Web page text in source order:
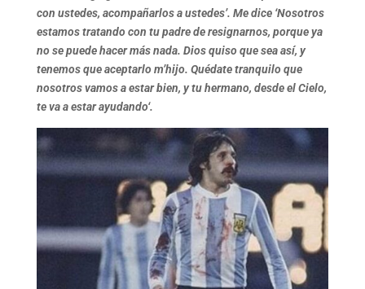
con ustedes, acompañarlos a ustedes’. Me dice ‘Nosotros
estamos tratando con tu padre de resignarnos, porque ya
no se puede hacer más nada. Dios quiso que sea así, y
tenemos que aceptarlo m’hijo. Quédate tranquilo que
nosotros vamos a estar bien, y tu hermano, desde el Cielo,
te va a estar ayudando‘.